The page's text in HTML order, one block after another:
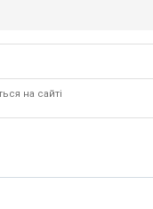
на сайті